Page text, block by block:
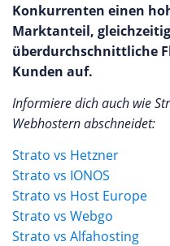
Konkurrenten einen
Marktanteil,
überdurchschnittliche
Kunden auf.
Informiere dich auch wie
Webhostern abschneidet:
Strato vs Hetzner
Strato vs IONOS
Strato vs Host Europe
Strato vs Webgo
Strato vs Alfahosting